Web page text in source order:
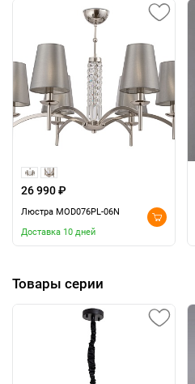
26 990 ₽
Люстра MOD076PL-06N
Доставка 10 дней
Товары серии